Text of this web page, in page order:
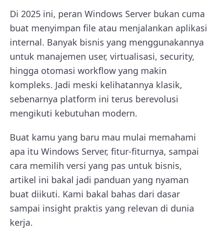
Di 2025 ini, peran Windows Server bukan cuma
buat menyimpan file atau menjalankan aplikasi
internal. Banyak bisnis yang menggunakannya
untuk manajemen user, virtualisasi, security,
hingga otomasi workflow yang makin
kompleks. Jadi meski kelihatannya klasik,
sebenarnya platform ini terus berevolusi
mengikuti kebutuhan modern.
Buat kamu yang baru mau mulai memahami
apa itu Windows Server, fitur-fiturnya, sampai
cara memilih versi yang pas untuk bisnis,
artikel ini bakal jadi panduan yang nyaman
buat diikuti. Kami bakal bahas dari dasar
sampai insight praktis yang relevan di dunia
kerja.